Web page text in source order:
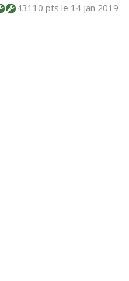
43110 ptsle 14 jan 2019